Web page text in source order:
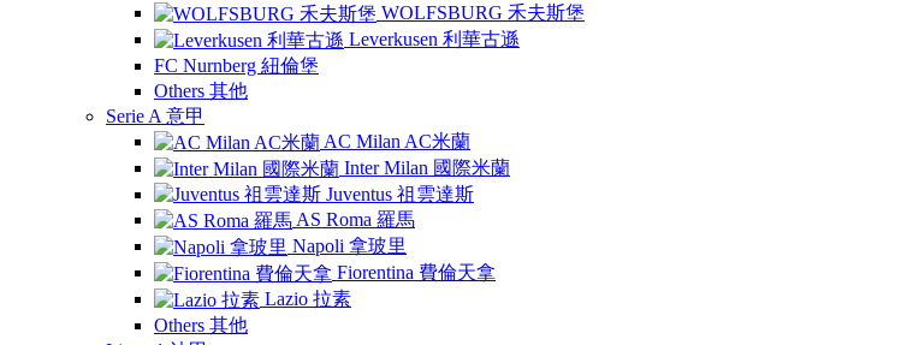
WOLFSBURG 禾夫斯堡
Leverkusen 利華古遜
FC Nurnberg 紐倫堡
Others 其他
Serie A 意甲
AC Milan AC米蘭
Inter Milan 國際米蘭
Juventus 祖雲達斯
AS Roma 羅馬
Napoli 拿玻里
Fiorentina 費倫天拿
Lazio 拉素
Others 其他